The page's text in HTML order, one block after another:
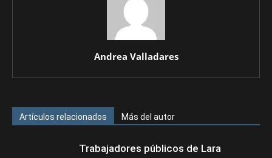
Andrea Valladares
Artículos relacionados Más del autor
Trabajadores públicos de Lara